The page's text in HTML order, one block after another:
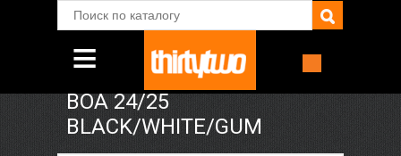
≡
СНОУБОРДИЧЕСКАЯ
ОБУВЬ
ОДЕЖДА
Ботинки для сноуборда
THIRTYTWO TM-2 DOUBLE
BOA 24/25
BLACK/WHITE/GUM